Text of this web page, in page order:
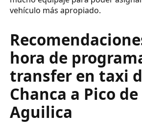
vehículo más apropiado.
hora de
transfer en taxi
Chanca a Pico
Aguilica